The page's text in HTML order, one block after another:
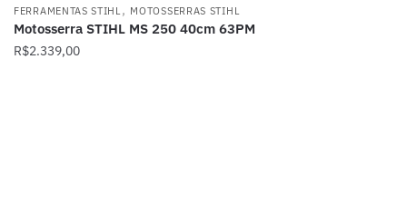
FERRAMENTAS STIHL, MOTOSSERRAS STIHL
Motosserra STIHL MS 250 40cm 63PM
R$2.339,00